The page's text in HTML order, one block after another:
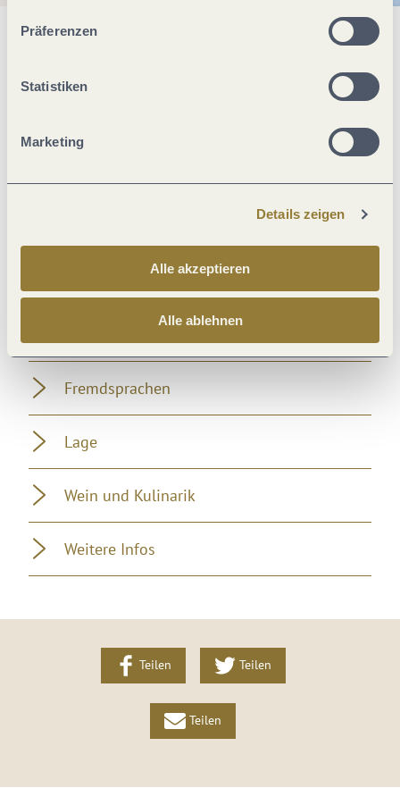
Präferenzen
Statistiken
Marketing
Details zeigen
Alle akzeptieren
Alle ablehnen
Allgemeine Informationen
Fremdsprachen
Lage
Wein und Kulinarik
Weitere Infos
Teilen Teilen
Teilen